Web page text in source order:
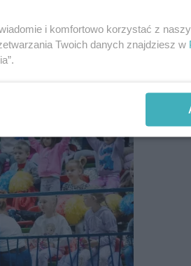
i komfortowo korzystać z
Twoich danych znajdziesz w